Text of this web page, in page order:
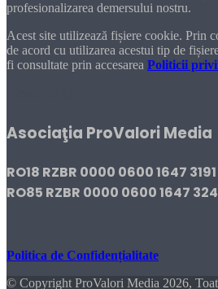
profesionalizarea demersului nostru.
Acest site utilizează fișiere cookie. Prin
de acord cu utilizarea acestui tip de
fi consultate prin accesarea Politicii
Asociaţia ProValori Media
RO18 RZBR 0000 0600 1647
RO85 RZBR 0000 0600 1647
Politica de Confidențialitate
© Copyright ProValori Media 2026,